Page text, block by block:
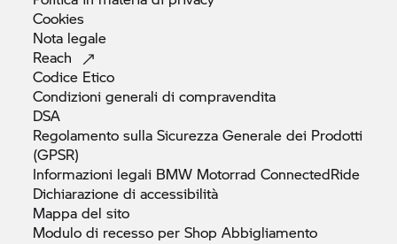
Cookies
Nota legale
Reach
Codice Etico
Condizioni generali dicompravendita
DSA
Regolamento sulla Sicurezza Generale dei Prodotti
(GPSR)
Informazioni legali BMW Motorrad ConnectedRide
Dichiarazione diaccessibilità
Mappa delsito
Modulo di recesso per ShopAbbigliamento